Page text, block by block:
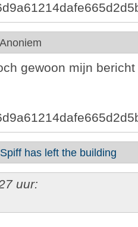
Anoniem
gewoon mijn
Spiff has left the building
uur: